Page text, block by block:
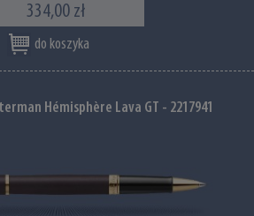
334,00 zł
do koszyka
Hémisphère Lava GT - 2217941